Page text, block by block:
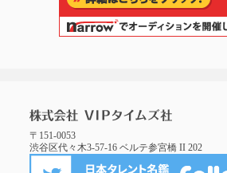
〒151-0053
渋谷区代々木3-57-16 ベルテ参宮橋 II 202